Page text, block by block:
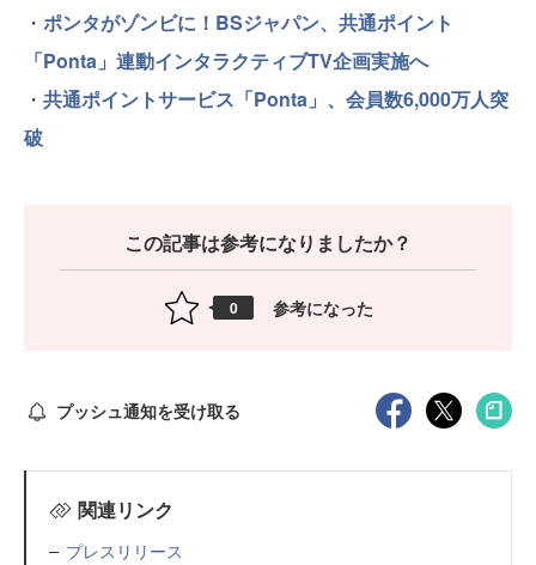
・ ポンタがゾンビに！BSジャパン、共通ポイント
「Ponta」連動インタラクティブTV企画実施へ
・ 共通ポイントサービス「Ponta」、会員数6,000万人突
破
この記事は参考になりましたか？
0 参考になった
プッシュ通知を受け取る
関連リンク
プレスリリース